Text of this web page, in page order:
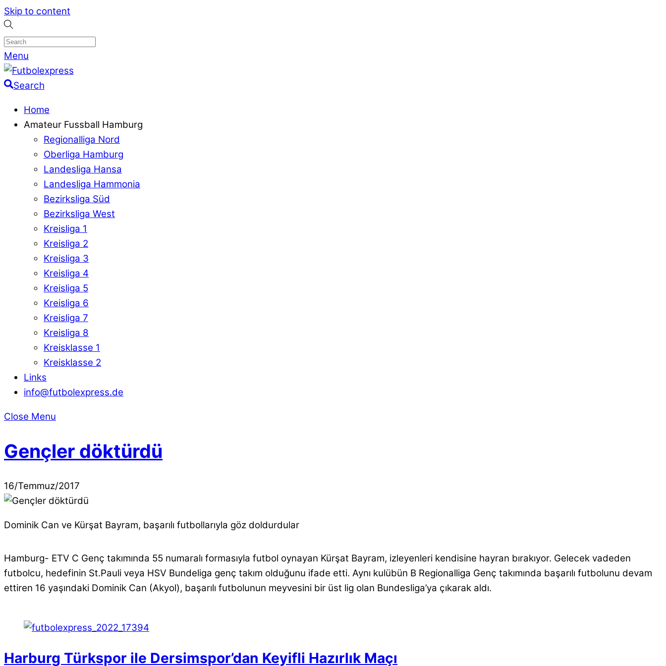
Skip to content
Menu
Search
Home
Amateur Fussball Hamburg
Regionalliga Nord
Oberliga Hamburg
Landesliga Hansa
Landesliga Hammonia
Bezirksliga Süd
Bezirksliga West
Kreisliga 1
Kreisliga 2
Kreisliga 3
Kreisliga 4
Kreisliga 5
Kreisliga 6
Kreisliga 7
Kreisliga 8
Kreisklasse 1
Kreisklasse 2
Links
info@futbolexpress.de
Close Menu
Gençler döktürdü
16/Temmuz/2017
Dominik Can ve Kürşat Bayram, başarılı futbollarıyla göz doldurdular
Hamburg- ETV C Genç takımında 55 numaralı formasıyla futbol oynayan Kürşat Bayram, izleyenleri kendisine hayran bırakıyor. Gelecek vadeden
futbolcu, hedefinin St.Pauli veya HSV Bundeliga genç takım olduğunu ifade etti. Aynı kulübün B Regionalliga Genç takımında başarılı futbolunu devam
ettiren 16 yaşındaki Dominik Can (Akyol), başarılı futbolunun meyvesini bir üst lig olan Bundesliga’ya çıkarak aldı.
Harburg Türkspor ile Dersimspor’dan Keyifli Hazırlık Maçı